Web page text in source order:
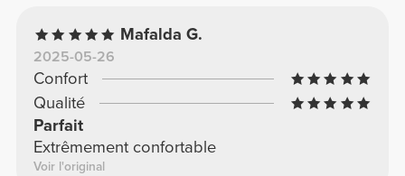
Mafalda G.
2025-05-26
Confort
Qualité
Parfait
Extrêmement confortable
Voir l'original